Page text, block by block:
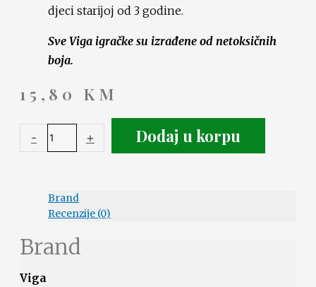
djeci starijoj od 3 godine.
Sve Viga igračke su izrađene od netoksičnih
boja.
15,80 KM
- + Dodaj u korpu
Brand
Recenzije (0)
Brand
Viga